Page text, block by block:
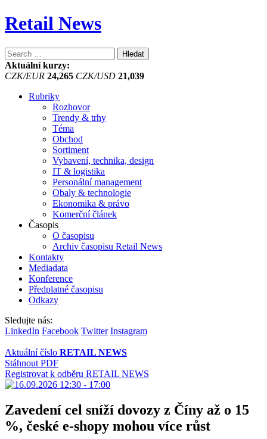
Retail News
Vyhledávání
Aktuální kurzy:
CZK/EUR 24,265 CZK/USD 21,039
Rubriky
Rozhovor
Trendy & trhy
Téma
Obchod
Sortiment
Vybavení, technika, design
IT & logistika
Personální management
Obaly & technologie
Ekonomika & právo
Komerční článek
Časopis
O časopisu
Archiv časopisu Retail News
Kontakty
Mediadata
Konference
Předplatné časopisu
Odkazy
Sledujte nás:
LinkedIn Facebook Twitter Instagram
Aktuální číslo RETAIL NEWS
Stáhnout PDF
Registrovat k odběru RETAIL NEWS
Zavedení cel sníží dovozy z Číny až o 15
%, české e-shopy mohou více růst